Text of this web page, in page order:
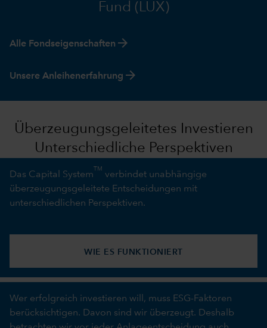
Fund (LUX)
Alle Fondseigenschaften arrow_forward
Unsere Anleihenerfahrung arrow_forward
Überzeugungsgeleitetes Investieren
Unterschiedliche Perspektiven
Das Capital System
TM
verbindet unabhängige
überzeugungsgeleitete Entscheidungen mit
unterschiedlichen Perspektiven.
WIE ES FUNKTIONIERT
Wer erfolgreich investieren will, muss ESG-Faktoren
berücksichtigen. Davon sind wir überzeugt. Deshalb